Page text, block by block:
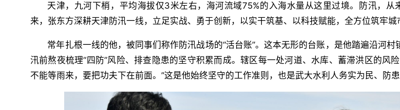
天津，九河下梢，平均海拔仅3米左右，海河流域75%的入海水量从这里过境。防汛，从
来，张东方深耕天津防汛一线，立足实战、勇于创新，以实干筑基、以科技赋能，全方位筑牢城
常年扎根一线的他，被同事们称作防汛战场的“活台账”。这本无形的台账，是他踏遍沿河
汛前熬夜梳理“四防”风险、排查隐患的坚守积累而成。辖区每一处河道、水库、蓄滞洪区的风
不能等雨来，要把功夫下在前面。”这是他始终坚守的工作准则，也是武大水利人务实为民、防患